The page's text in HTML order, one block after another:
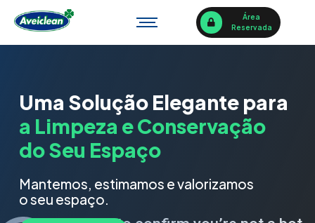
Área
Reservada
Uma Solução Elegante para
a Limpeza e Conservação
do Seu Espaço
Mantemos, estimamos e valorizamos
o seu espaço.